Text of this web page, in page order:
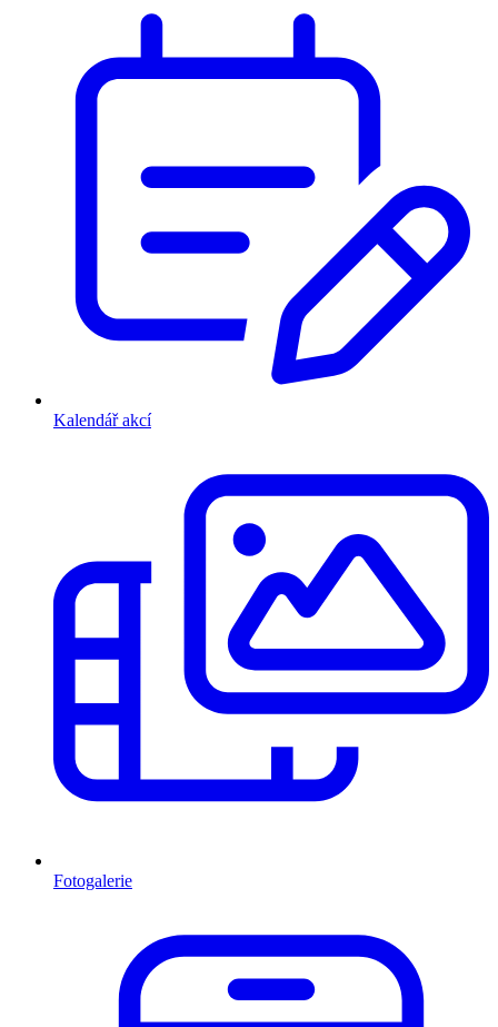
Kalendář akcí
Fotogalerie